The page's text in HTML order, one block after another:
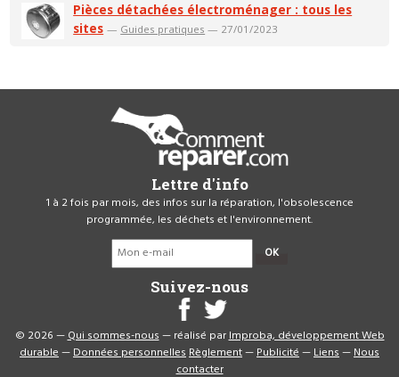
Pièces détachées électroménager : tous les
sites — Guides pratiques — 27/01/2023
Lettre d'info
1 à 2 fois par mois, des infos sur la réparation, l'obsolescence
programmée, les déchets et l'environnement.
OK
Suivez-nous
© 2026 —Qui sommes-nous— réalisé parImproba, développement Web
durable—Données personnellesRèglement—Publicité—Liens—Nous
contacter